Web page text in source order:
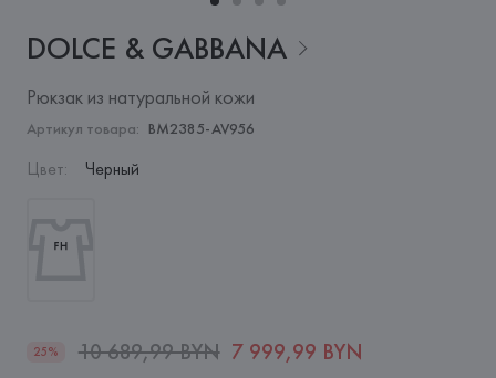
DOLCE & GABBANA
Рюкзак из натуральной кожи
Артикул товара: BM2385-AV956
Цвет: Черный
25% 10 689,99 BYN 7 999,99 BYN